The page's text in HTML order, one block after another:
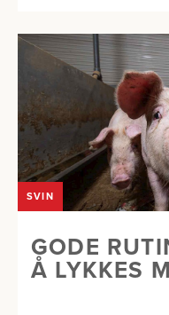
SVIN
GODE
Å LYKKES